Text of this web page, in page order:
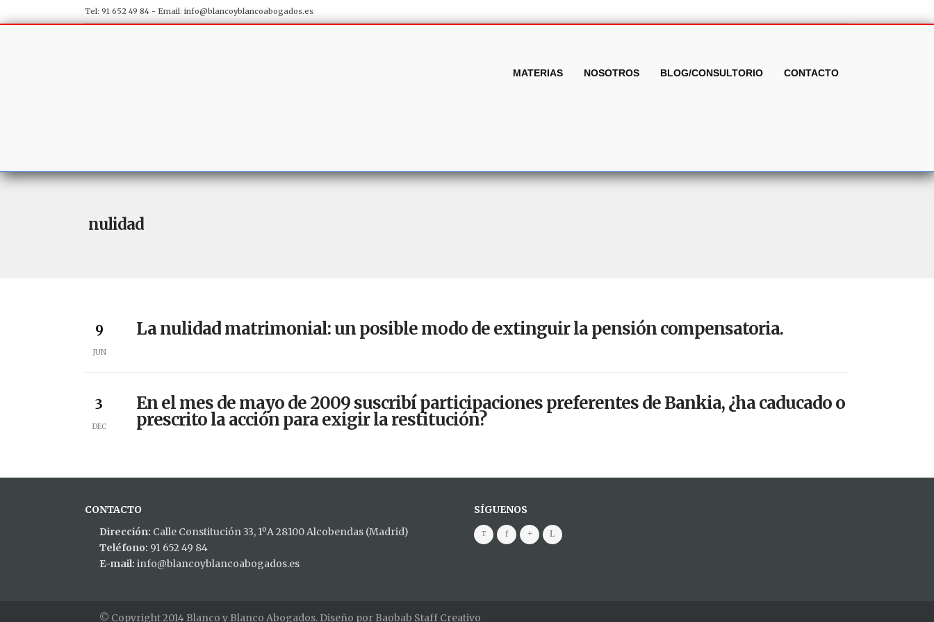
Tel: 91 652 49 84 - Email: info@blancoyblancoabogados.es
MATERIAS NOSOTROS BLOG/CONSULTORIO CONTACTO
nulidad
9
JUN
La nulidad matrimonial: un posible modo de extinguir la pensión compensatoria.
3
DEC
En el mes de mayo de 2009 suscribí participaciones preferentes de Bankia, ¿ha caducado o
prescrito la acción para exigir la restitución?
CONTACTO
Dirección: Calle Constitución 33, 1ºA 28100 Alcobendas (Madrid)
Teléfono: 91 652 49 84
E-mail: info@blancoyblancoabogados.es
SÍGUENOS
© Copyright 2014 Blanco y Blanco Abogados. Diseño por Baobab Staff Creativo